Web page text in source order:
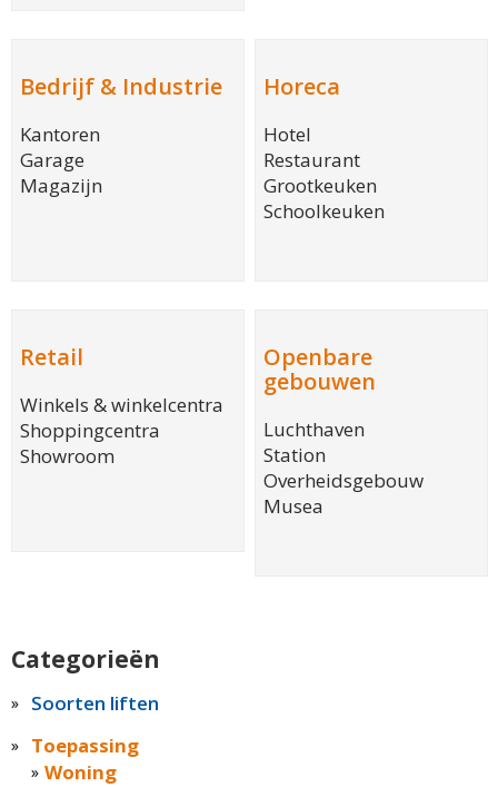
Bedrijf & Industrie
Kantoren
Garage
Magazijn
Horeca
Hotel
Restaurant
Grootkeuken
Schoolkeuken
Retail
Winkels & winkelcentra
Shoppingcentra
Showroom
Openbare
gebouwen
Luchthaven
Station
Overheidsgebouw
Musea
Categorieën
Soorten liften
Toepassing
Woning